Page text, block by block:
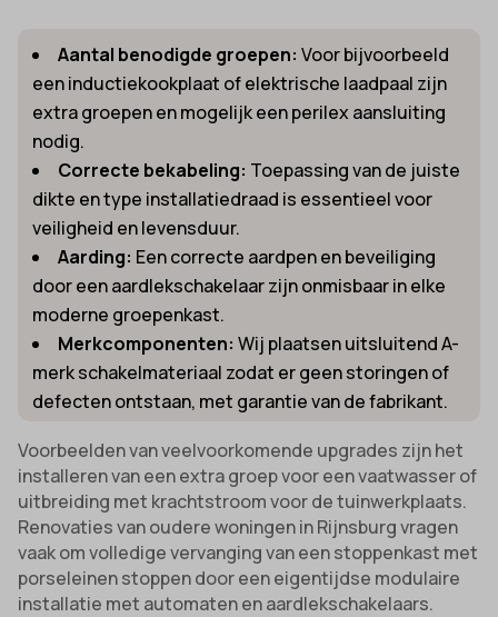
Aantal benodigde groepen: Voor bijvoorbeeld
een inductiekookplaat of elektrische laadpaal zijn
extra groepen en mogelijk een perilex aansluiting
nodig.
Correcte bekabeling: Toepassing van de juiste
dikte en type installatiedraad is essentieel voor
veiligheid en levensduur.
Aarding: Een correcte aardpen en beveiliging
door een aardlekschakelaar zijn onmisbaar in elke
moderne groepenkast.
Merkcomponenten: Wij plaatsen uitsluitend A-
merk schakelmateriaal zodat er geen storingen of
defecten ontstaan, met garantie van de fabrikant.
Voorbeelden van veelvoorkomende upgrades zijn het
installeren van een extra groep voor een vaatwasser of
uitbreiding met krachtstroom voor de tuinwerkplaats.
Renovaties van oudere woningen in Rijnsburg vragen
vaak om volledige vervanging van een stoppenkast met
porseleinen stoppen door een eigentijdse modulaire
installatie met automaten en aardlekschakelaars.